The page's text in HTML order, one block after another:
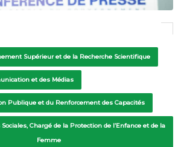
Supérieur et de la Recherche Scientifique
et des Médias
Publique et du Renforcement des Capacités
Chargé de la Protection de l’Enfance et de la
Femme